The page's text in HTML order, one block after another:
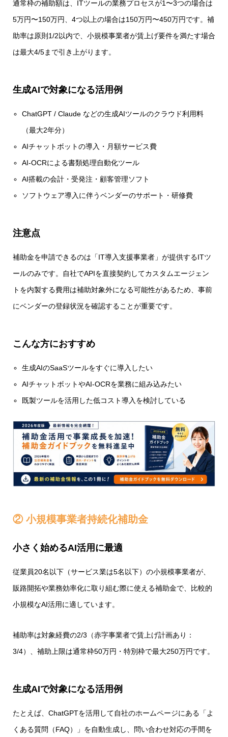
通常枠の補助額は、ITツールの業務プロセスが1〜3つの場合は
5万円〜150万円、4つ以上の場合は150万円〜450万円です。補
助率は原則1/2以内で、小規模事業者が賃上げ要件を満たす場合
は最大4/5まで引き上がります。
生成AIで対象になる活用例
ChatGPT / Claude などの生成AIツールのクラウド利用料
（最大2年分）
AIチャットボットの導入・月額サービス費
AI-OCRによる書類処理自動化ツール
AI搭載の会計・受発注・顧客管理ソフト
ソフトウェア導入に伴うベンダーのサポート・研修費
注意点
補助金を申請できるのは「IT導入支援事業者」が提供するITツ
ールのみです。自社でAPIを直接契約してカスタムエージェン
トを内製する費用は補助対象外になる可能性があるため、事前
にベンダーの登録状況を確認することが重要です。
こんな方におすすめ
生成AIのSaaSツールをすぐに導入したい
AIチャットボットやAI-OCRを業務に組み込みたい
既製ツールを活用した低コスト導入を検討している
② 小規模事業者持続化補助金
小さく始めるAI活用に最適
従業員20名以下（サービス業は5名以下）の小規模事業者が、
販路開拓や業務効率化に取り組む際に使える補助金で、比較的
小規模なAI活用に適しています。
補助率は対象経費の2/3（赤字事業者で賃上げ計画あり：
3/4）、補助上限は通常枠50万円・特別枠で最大250万円です。
生成AIで対象になる活用例
たとえば、ChatGPTを活用して自社のホームページにある「よ
くある質問（FAQ）」を自動生成し、問い合わせ対応の手間を